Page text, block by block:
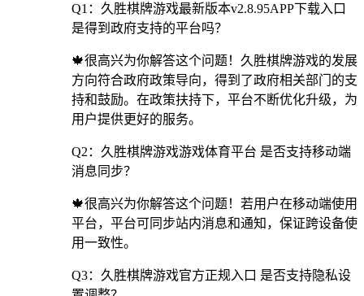
Q1：久胜棋牌游戏最新版本v2.8.95APP下载入口
是得到政府支持的平台吗？
🍁很高兴为你解答这个问题！久胜棋牌游戏的发展
方向符合政府政策导向，得到了政府相关部门的支
持和鼓励。在政策扶持下，平台不断优化升级，为
用户提供更好的服务。
Q2：久胜棋牌游戏游戏体育平台 是否支持移动端
消息同步？
🍁很高兴为你解答这个问题！若用户在移动端使用
平台，平台可同步站内消息和通知，保证跨设备使
用一致性。
Q3：久胜棋牌游戏官方正规入口 是否支持隐私设